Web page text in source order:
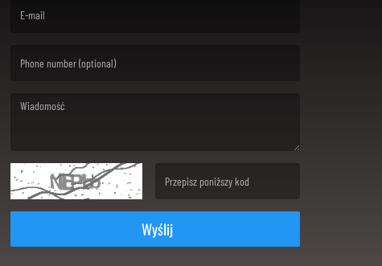
Wyślij